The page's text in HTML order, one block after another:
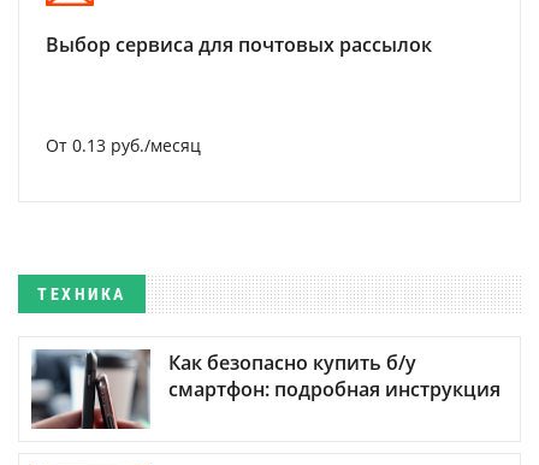
Выбор сервиса для почтовых рассылок
От 0.13 руб./месяц
ТЕХНИКА
Как безопасно купить б/у
смартфон: подробная инструкция